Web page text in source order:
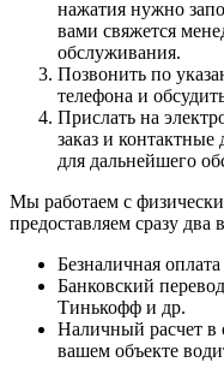
нажатия нужно
вами свяжется
обслуживания.
Позвонить по
телефона и
Прислать на
заказ и
для дальнейшего
Мы работаем с
предоставляем сразу два
Безналичная оплата
Банковский перевод
Тинькофф и др.
Наличный расчет в
вашем объекте